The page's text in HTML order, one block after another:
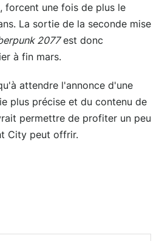
forcent une fois de plus le
La sortie de la seconde mise
2077est donc
à fin mars.
attendre l'annonce d'une
plus précise et du contenu de
permettre de profiter un peu
City peut offrir.